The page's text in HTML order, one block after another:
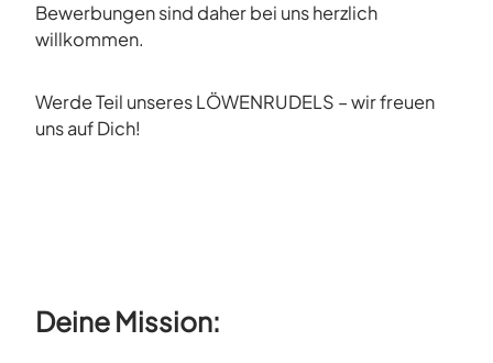
Bewerbungen sind daher bei uns herzlich
willkommen.
Werde Teil unseres LÖWENRUDELS – wir freuen
uns auf Dich!
Deine Mission: